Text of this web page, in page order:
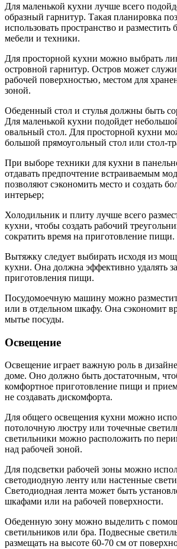
Для маленькой кухни лучше всего
образный гарнитур. Такая планировка
использовать пространство и разместить
мебели и техники.
Для просторной кухни можно выбрать
островной гарнитур. Остров может
рабочей поверхностью‚ местом для
зоной.
Обеденный стол и стулья должны быть
Для маленькой кухни подойдет
овальный стол. Для просторной кухни
большой прямоугольный стол или стол-
При выборе техники для кухни в
отдавать предпочтение встраиваемым
позволяют сэкономить место и создать
интерьер;
Холодильник и плиту лучше всего
кухни‚ чтобы создать рабочий
сократить время на приготовление пищи.
Вытяжку следует выбирать исходя из
кухни. Она должна эффективно удалять
приготовления пищи.
Посудомоечную машину можно
или в отдельном шкафу. Она сэкономит
мытье посуды.
Освещение
Освещение играет важную роль в
доме. Оно должно быть достаточным‚
комфортное приготовление пищи и
не создавать дискомфорта.
Для общего освещения кухни можно
потолочную люстру или точечные
светильники можно расположить по
над рабочей зоной.
Для подсветки рабочей зоны можно
светодиодную ленту или настенные
Светодиодная лента может быть
шкафами или на рабочей поверхности.
Обеденную зону можно выделить с
светильников или бра. Подвесные
размещать на высоте 60-70 см от